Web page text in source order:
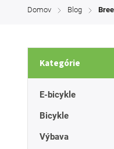
Domov / Blog /
Kategórie
E-bicykle
Bicykle
Výbava